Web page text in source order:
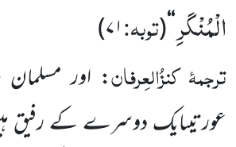
الْمُنْكَرِ‘‘
(توبہ:۷۱)
ترجمۂکنزُالعِرفان: اور مسلمان
عورتیںایک دوسرے کے رفیق ہیں